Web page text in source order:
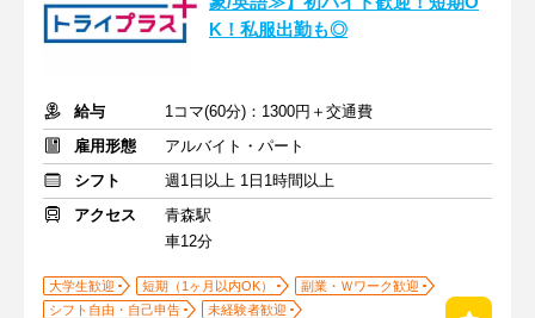
K！私服出勤も◎
給与
1コマ(60分)：1300円＋交通費
雇用形態
アルバイト・パート
シフト
週1日以上 1日1時間以上
アクセス
青森駅
車12分
大学生歓迎 短期（1ヶ月以内OK）
副業・Ｗワーク歓迎
シフト自由・自己申告
未経験者歓迎